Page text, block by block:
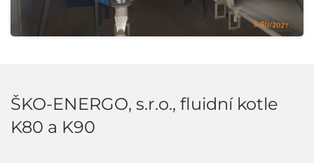
ŠKO-ENERGO, s.r.o., fluidní kotle
K80 a K90